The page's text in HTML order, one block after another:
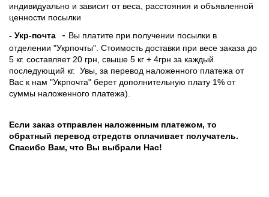
индивидуально и зависит от веса, расстояния и объявленной
ценности посылки
- Укр-почта
- Вы платите при получении посылки в
отделении "Укрпочты". Стоимость доставки при весе заказа до
5 кг. составляет 20 грн, свыше 5 кг + 4грн за каждый
последующий кг. Увы, за перевод наложенного платежа от
Вас к нам "Укрпочта" берет дополнительную плату 1% от
суммы наложенного платежа).
Если заказ отправлен наложенным платежом, то
обратный перевод стредств оплачивает получатель.
Спасибо Вам, что Вы выбрали Нас!